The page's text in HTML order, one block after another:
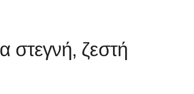
στεγνή, ζεστή